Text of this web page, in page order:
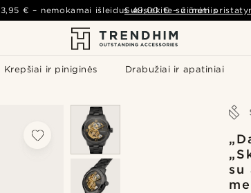
Krepšiai ir piniginės Drabužiai ir apatiniai
3,95 € – nemokamai išleidus49,00 € – žiūrėti
Susisiekite su mumis
su